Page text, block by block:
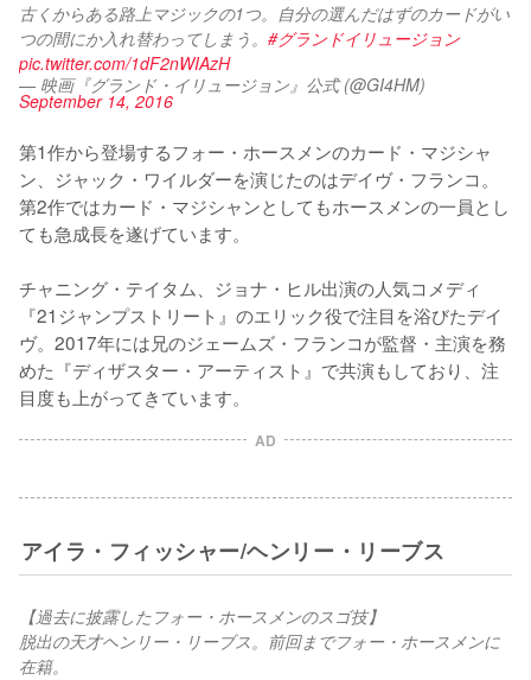
古くからある路上マジックの1つ。自分の選んだはずのカードがい
つの間にか入れ替わってしまう。 #グランドイリュージョン
pic.twitter.com/1dF2nWIAzH
— 映画『グランド・イリュージョン』公式 (@GI4HM)
September 14, 2016
第1作から登場するフォー・ホースメンのカード・マジシャ
ン、ジャック・ワイルダーを演じたのはデイヴ・フランコ。
第2作ではカード・マジシャンとしてもホースメンの一員とし
ても急成長を遂げています。
チャニング・テイタム、ジョナ・ヒル出演の人気コメディ
『21ジャンプストリート』のエリック役で注目を浴びたデイ
ヴ。2017年には兄のジェームズ・フランコが監督・主演を務
めた『ディザスター・アーティスト』で共演もしており、注
目度も上がってきています。
AD
アイラ・フィッシャー/ヘンリー・リーブス
【過去に披露したフォー・ホースメンのスゴ技】
脱出の天才ヘンリー・リーブス。前回までフォー・ホースメンに
在籍。